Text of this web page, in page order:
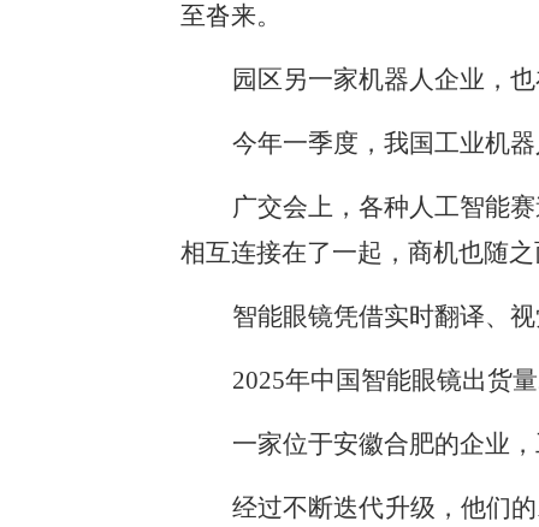
至沓来。
园区另一家机器人企业，
今年一季度，我国工业机
广交会上，各种人工智能
相互连接在了一起，商机也随
智能眼镜凭借实时翻译、
2025年中国智能眼镜出货
一家位于安徽合肥的企业
经过不断迭代升级，他们